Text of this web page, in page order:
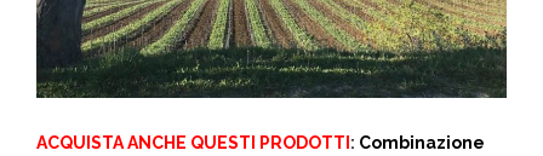
ACQUISTA ANCHE QUESTI PRODOTTI : Combinazione